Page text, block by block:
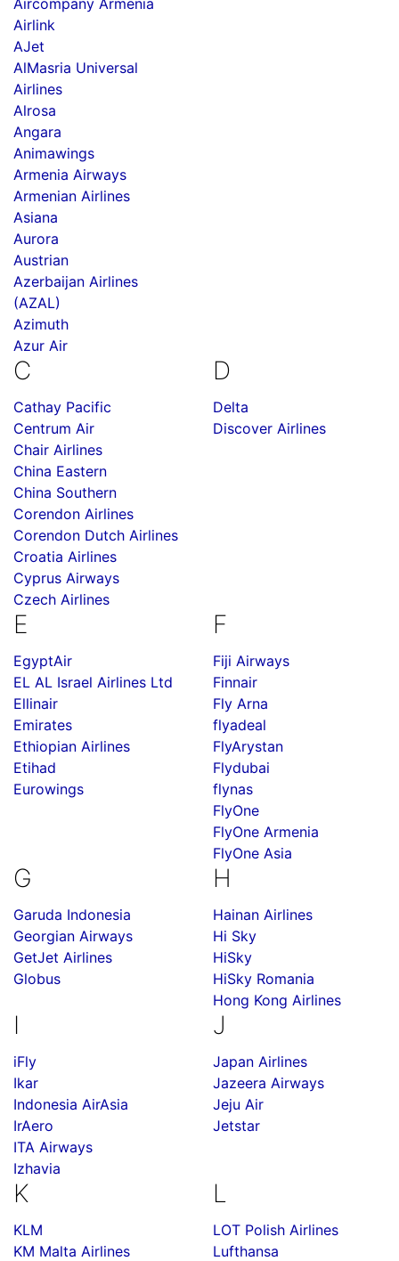
Aircompany Armenia
Airlink
AJet
AlMasria Universal
Airlines
Alrosa
Angara
Animawings
Armenia Airways
Armenian Airlines
Asiana
Aurora
Austrian
Azerbaijan Airlines
(AZAL)
Azimuth
Azur Air
C
Cathay Pacific
Centrum Air
Chair Airlines
China Eastern
China Southern
Corendon Airlines
Corendon Dutch Airlines
Croatia Airlines
Cyprus Airways
Czech Airlines
D
Delta
Discover Airlines
E
EgyptAir
EL AL Israel Airlines Ltd
Ellinair
Emirates
Ethiopian Airlines
Etihad
Eurowings
F
Fiji Airways
Finnair
Fly Arna
flyadeal
FlyArystan
Flydubai
flynas
FlyOne
FlyOne Armenia
FlyOne Asia
G
Garuda Indonesia
Georgian Airways
GetJet Airlines
Globus
H
Hainan Airlines
Hi Sky
HiSky
HiSky Romania
Hong Kong Airlines
I
iFly
Ikar
Indonesia AirAsia
IrAero
ITA Airways
Izhavia
J
Japan Airlines
Jazeera Airways
Jeju Air
Jetstar
K
KLM
KM Malta Airlines
L
LOT Polish Airlines
Lufthansa